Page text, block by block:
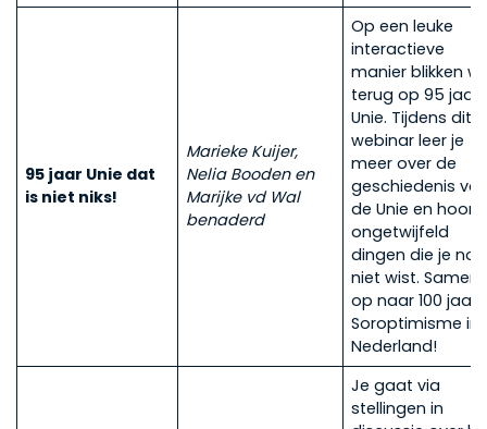
95 jaar Unie dat
is niet niks!
Marieke Kuijer,
Nelia Booden en
Marijke vd Wal
benaderd
Op een leuke
interactieve
manier blikken
terug op 95 jaar
Unie. Tijdens dit
webinar leer je
meer over de
geschiedenis
de Unie en hoor
ongetwijfeld
dingen die je nog
niet wist. Samen
op naar 100 jaar
Soroptimisme in
Nederland!
Je gaat via
stellingen in